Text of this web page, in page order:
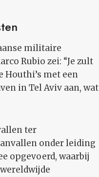
militaire
Rubio zei: “Je zult
Houthi’s met een
in Tel Aviv aan, wat
ter
onder leiding
opgevoerd, waarbij